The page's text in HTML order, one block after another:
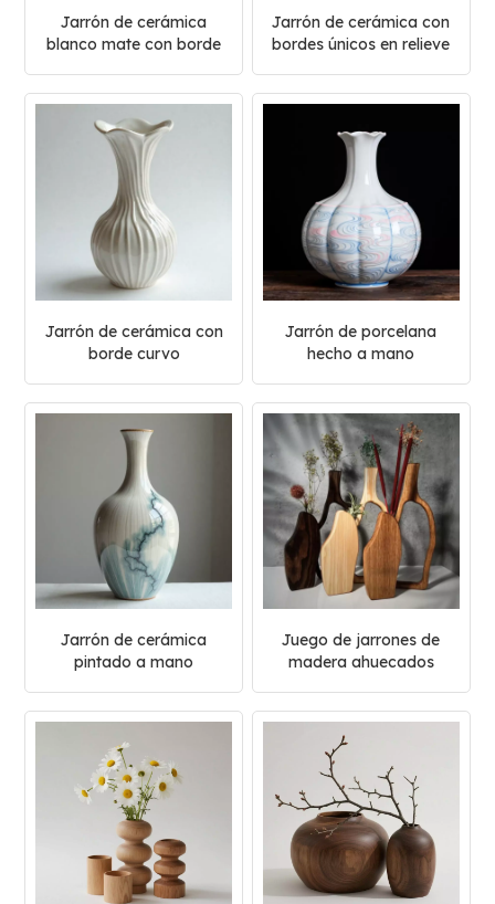
Jarrón de cerámica
blanco mate con borde
Jarrón de cerámica con
bordes únicos en relieve
Jarrón de cerámica con
borde curvo
Jarrón de porcelana
hecho a mano
Jarrón de cerámica
pintado a mano
Juego de jarrones de
madera ahuecados